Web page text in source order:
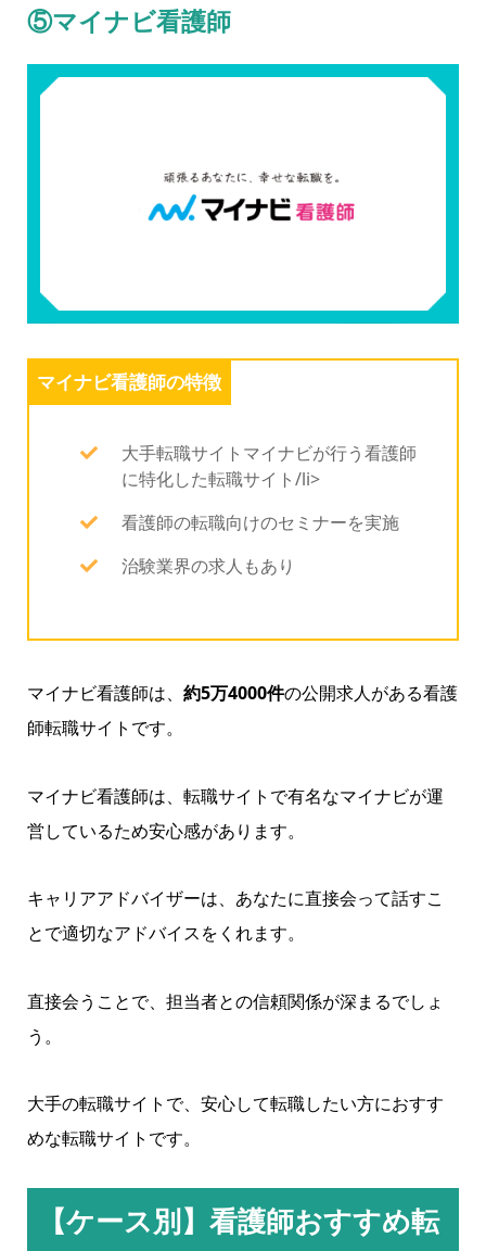
⑤マイナビ看護師
マイナビ看護師の特徴
大手転職サイトマイナビが行う看護師
に特化した転職サイト/li>
看護師の転職向けのセミナーを実施
治験業界の求人もあり
マイナビ看護師は、 約5万4000件の公開求人がある看護
師転職サイトです。
マイナビ看護師は、転職サイトで有名なマイナビが運
営しているため安心感があります。
キャリアアドバイザーは、あなたに直接会って話すこ
とで適切なアドバイスをくれます。
直接会うことで、担当者との信頼関係が深まるでしょ
う。
大手の転職サイトで、安心して転職したい方におすす
めな転職サイトです。
【ケース別】看護師おすすめ転